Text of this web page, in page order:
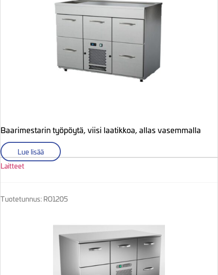
Baarimestarin työpöytä, viisi laatikkoa, allas vasemmalla
Lue lisää
Laitteet
Tuotetunnus: RO1205